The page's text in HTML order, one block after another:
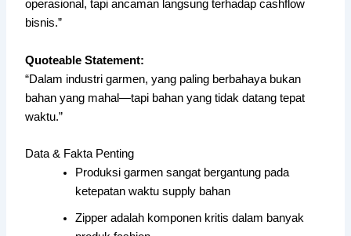
operasional, tapi ancaman langsung terhadap cashflow
bisnis.”
Quoteable Statement:
“Dalam industri garmen, yang paling berbahaya bukan
bahan yang mahal—tapi bahan yang tidak datang tepat
waktu.”
Data & Fakta Penting
Produksi garmen sangat bergantung pada
ketepatan waktu supply bahan
Zipper adalah komponen kritis dalam banyak